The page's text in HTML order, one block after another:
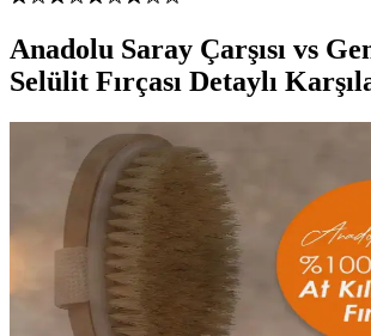
Anadolu Saray Çarşısı vs
Selülit Fırçası Detaylı